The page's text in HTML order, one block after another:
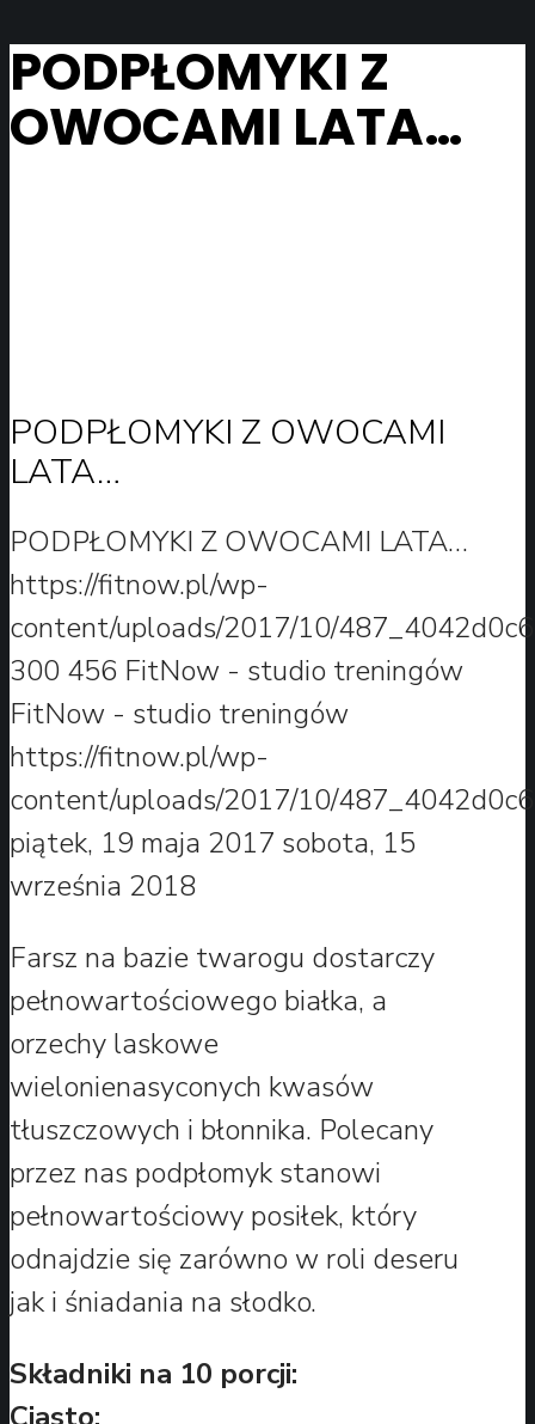
PODPŁOMYKI Z
OWOCAMI LATA…
PODPŁOMYKI Z OWOCAMI
LATA…
PODPŁOMYKI Z OWOCAMI LATA…
https://fitnow.pl/wp-
content/uploads/2017/10/
300 456 FitNow - studio treningów
FitNow - studio treningów
https://fitnow.pl/wp-
content/uploads/2017/10/
piątek, 19 maja 2017 sobota, 15
września 2018
Farsz na bazie twarogu dostarczy
pełnowartościowego białka, a
orzechy laskowe
wielonienasyconych kwasów
tłuszczowych i błonnika. Polecany
przez nas podpłomyk stanowi
pełnowartościowy posiłek, który
odnajdzie się zarówno w roli deseru
jak i śniadania na słodko.
Składniki na 10 porcji: